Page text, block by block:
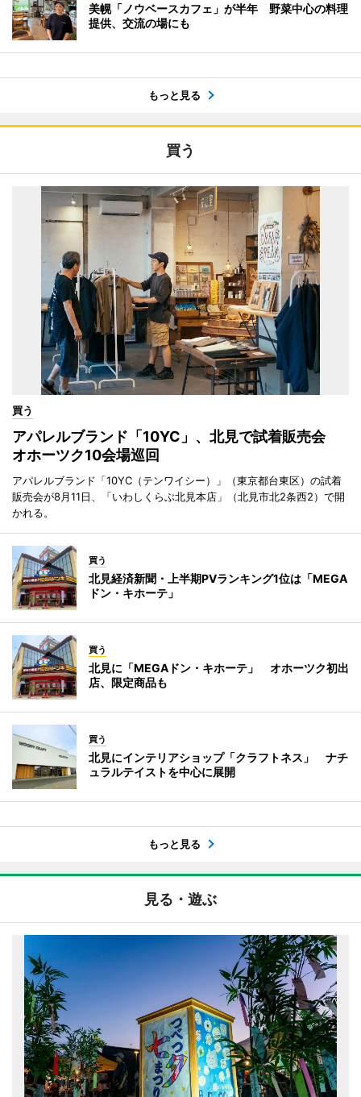
美幌「ノウベースカフェ」が半年 野菜中心の料理
提供、交流の場にも
もっと見る
買う
買う
アパレルブランド「10YC」、北見で試着販売会
オホーツク10会場巡回
アパレルブランド「10YC（テンワイシー）」（東京都台東区）の試着
販売会が8月11日、「いわしくらぶ北見本店」（北見市北2条西2）で開
かれる。
買う
北見経済新聞・上半期PVランキング1位は「MEGA
ドン・キホーテ」
買う
北見に「MEGAドン・キホーテ」 オホーツク初出
店、限定商品も
買う
北見にインテリアショップ「クラフトネス」 ナチ
ュラルテイストを中心に展開
もっと見る
見る・遊ぶ